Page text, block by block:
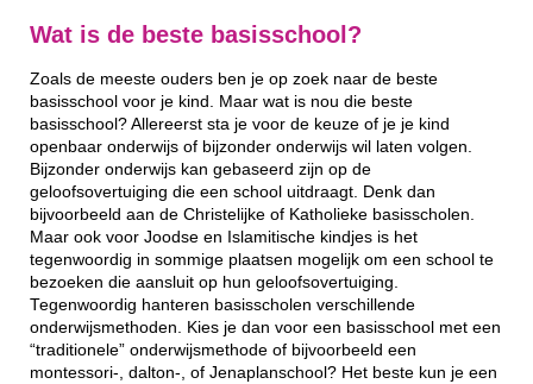
Wat is de beste basisschool?
Zoals de meeste ouders ben je op zoek naar de beste
basisschool voor je kind. Maar wat is nou die beste
basisschool? Allereerst sta je voor de keuze of je je kind
openbaar onderwijs of bijzonder onderwijs wil laten volgen.
Bijzonder onderwijs kan gebaseerd zijn op de
geloofsovertuiging die een school uitdraagt. Denk dan
bijvoorbeeld aan de Christelijke of Katholieke basisscholen.
Maar ook voor Joodse en Islamitische kindjes is het
tegenwoordig in sommige plaatsen mogelijk om een school te
bezoeken die aansluit op hun geloofsovertuiging.
Tegenwoordig hanteren basisscholen verschillende
onderwijsmethoden. Kies je dan voor een basisschool met een
“traditionele” onderwijsmethode of bijvoorbeeld een
montessori-, dalton-, of Jenaplanschool? Het beste kun je een